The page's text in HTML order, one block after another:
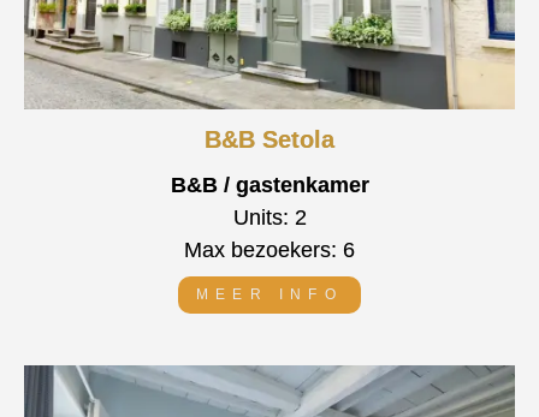
B&B Setola
B&B / gastenkamer
Units: 2
Max bezoekers: 6
MEER INFO